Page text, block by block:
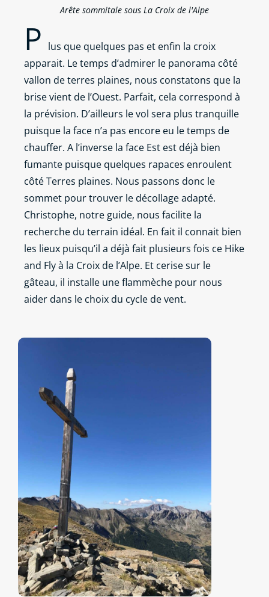
P lus que quelques pas et enfin la croix
apparait. Le temps d’admirer le panorama côté
vallon de terres plaines, nous constatons que la
brise vient de l’Ouest. Parfait, cela correspond à
la prévision. D’ailleurs le vol sera plus tranquille
puisque la face n’a pas encore eu le temps de
chauffer. A l’inverse la face Est est déjà bien
fumante puisque quelques rapaces enroulent
côté Terres plaines. Nous passons donc le
sommet pour trouver le décollage adapté.
Christophe, notre guide, nous facilite la
recherche du terrain idéal. En fait il connait bien
les lieux puisqu’il a déjà fait plusieurs fois ce Hike
and Fly à la Croix de l’Alpe. Et cerise sur le
gâteau, il installe une flammèche pour nous
aider dans le choix du cycle de vent.
Arête sommitale sous La Croix de l'Alpe